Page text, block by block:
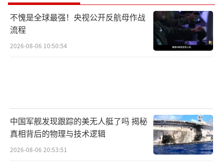
不愧是全球最强！央视公开反航母作战
流程
2026-08-06 10:50:54
中国军舰发现跟踪的美无人艇了吗 揭秘
真相背后的物理与技术逻辑
2026-08-06 20:53:51